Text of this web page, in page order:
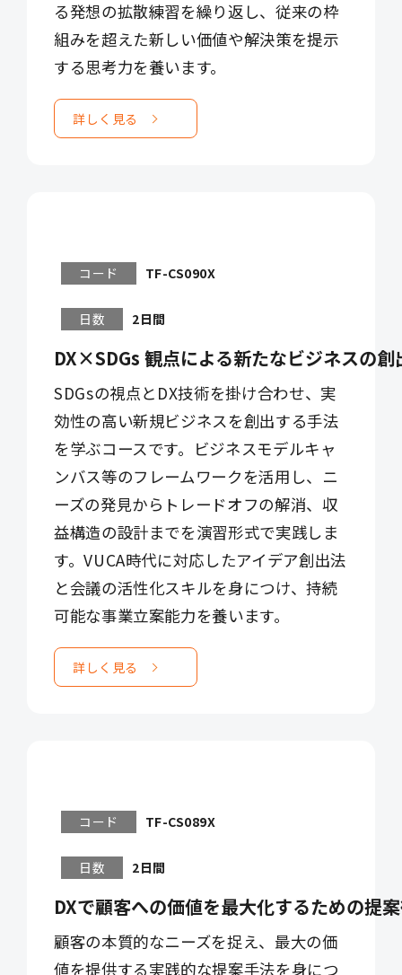
る発想の拡散練習を繰り返し、従来の枠
組みを超えた新しい価値や解決策を提示
する思考力を養います。
詳しく見る
コード TF-CS090X
日数 2日間
DX×SDGs 観点による新たなビジネスの創
SDGsの視点とDX技術を掛け合わせ、実
効性の高い新規ビジネスを創出する手法
を学ぶコースです。ビジネスモデルキャ
ンバス等のフレームワークを活用し、ニ
ーズの発見からトレードオフの解消、収
益構造の設計までを演習形式で実践しま
す。VUCA時代に対応したアイデア創出法
と会議の活性化スキルを身につけ、持続
可能な事業立案能力を養います。
詳しく見る
コード TF-CS089X
日数 2日間
DXで顧客への価値を最大化するための提
顧客の本質的なニーズを捉え、最大の価
値を提供する実践的な提案手法を身につ